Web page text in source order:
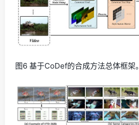
图6 基于CoDef的合成方法总体框架。